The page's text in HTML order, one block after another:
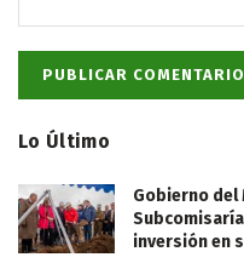
Lo Último
Gobierno del
inversión en